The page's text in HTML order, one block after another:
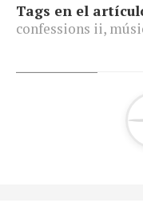
Tags en el
confessions ii,